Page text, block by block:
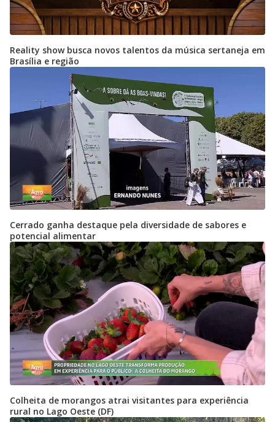
Reality show busca novos talentos da música sertaneja em
Brasília e região
Cerrado ganha destaque pela diversidade de sabores e
potencial alimentar
Colheita de morangos atrai visitantes para experiência
rural no Lago Oeste (DF)